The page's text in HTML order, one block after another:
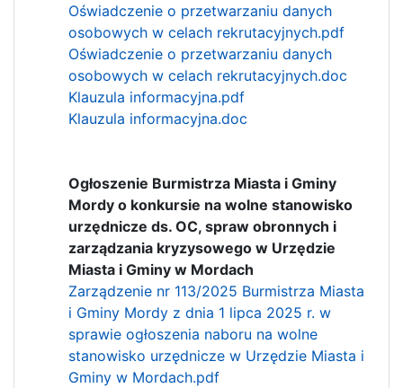
Oświadczenie o przetwarzaniu danych
osobowych w celach rekrutacyjnych.pdf
Oświadczenie o przetwarzaniu danych
osobowych w celach rekrutacyjnych.doc
Klauzula informacyjna.pdf
Klauzula informacyjna.doc
Ogłoszenie Burmistrza Miasta i Gminy
Mordy o konkursie na wolne stanowisko
urzędnicze ds. OC, spraw obronnych i
zarządzania kryzysowego w Urzędzie
Miasta i Gminy w Mordach
Zarządzenie nr 113/2025 Burmistrza Miasta
i Gminy Mordy z dnia 1 lipca 2025 r. w
sprawie ogłoszenia naboru na wolne
stanowisko urzędnicze w Urzędzie Miasta i
Gminy w Mordach.pdf